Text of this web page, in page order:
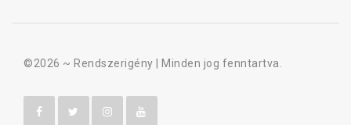
©2026 ~ Rendszerigény | Minden jog fenntartva.